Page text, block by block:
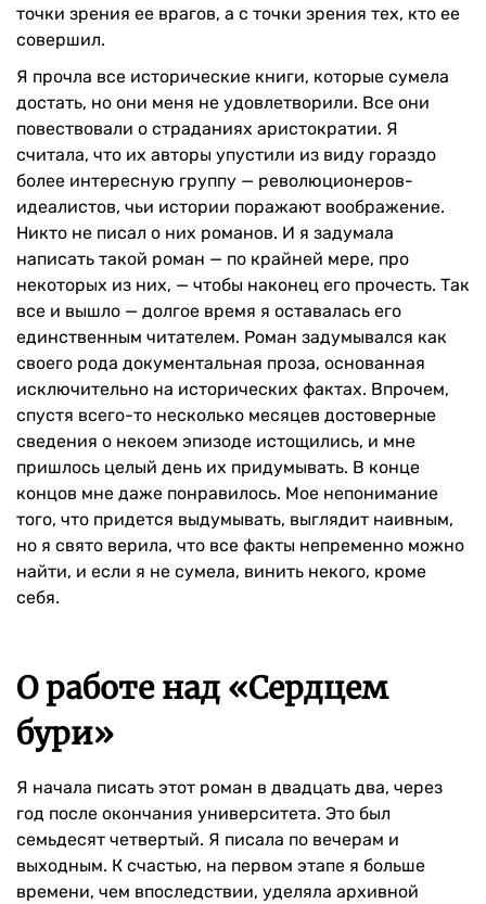
точки зрения ее врагов, а с точки зрения тех, кто ее
совершил.
Я прочла все исторические книги, которые сумела
достать, но они меня не удовлетворили. Все они
повествовали о страданиях аристократии. Я
считала, что их авторы упустили из виду гораздо
более интересную группу — революционеров-
идеалистов, чьи истории поражают воображение.
Никто не писал о них романов. И я задумала
написать такой роман — по крайней мере, про
некоторых из них, — чтобы наконец его прочесть. Так
все и вышло — долгое время я оставалась его
единственным читателем. Роман задумывался как
своего рода документальная проза, основанная
исключительно на исторических фактах. Впрочем,
спустя всего-то несколько месяцев достоверные
сведения о некоем эпизоде истощились, и мне
пришлось целый день их придумывать. В конце
концов мне даже понравилось. Мое непонимание
того, что придется выдумывать, выглядит наивным,
но я свято верила, что все факты непременно можно
найти, и если я не сумела, винить некого, кроме
себя.
О работе над «Сердцем
бури»
Я начала писать этот роман в двадцать два, через
год после окончания университета. Это был
семьдесят четвертый. Я писала по вечерам и
выходным. К счастью, на первом этапе я больше
времени, чем впоследствии, уделяла архивной